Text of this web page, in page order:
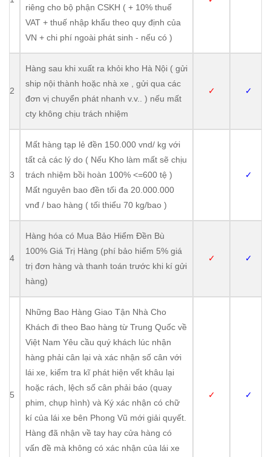
riêng cho bộ phận CSKH ( + 10% thuế
VAT + thuế nhập khẩu theo quy định của
VN + chi phí ngoài phát sinh - nếu có )
2
Hàng sau khi xuất ra khỏi kho Hà Nội ( gửi
ship nội thành hoặc nhà xe , gửi qua các
đơn vị chuyển phát nhanh v.v.. ) nếu mất
cty không chịu trách nhiệm
✓ ✓
3
Mất hàng tạp lẻ đền 150.000 vnd/ kg với
tất cả các lý do ( Nếu Kho làm mất sẽ chịu
trách nhiệm bồi hoàn 100% <=600 tệ )
Mất nguyên bao đền tối đa 20.000.000
vnđ / bao hàng ( tối thiểu 70 kg/bao )
✓
4
Hàng hóa có Mua Bảo Hiểm Đền Bù
100% Giá Trị Hàng (phí bảo hiểm 5% giá
trị đơn hàng và thanh toán trước khi kí gửi
hàng)
✓ ✓
5
Những Bao Hàng Giao Tận Nhà Cho
Khách đi theo Bao hàng từ Trung Quốc về
Việt Nam Yêu cầu quý khách lúc nhận
hàng phải cân lại và xác nhận số cân với
lái xe, kiểm tra kĩ phát hiện vết khâu lại
hoặc rách, lệch số cân phải báo (quay
phim, chụp hình) và Ký xác nhận có chữ
kí của lái xe bên Phong Vũ mới giải quyết.
Hàng đã nhận về tay hay cửa hàng có
vấn đề mà không có xác nhận của lái xe
✓ ✓